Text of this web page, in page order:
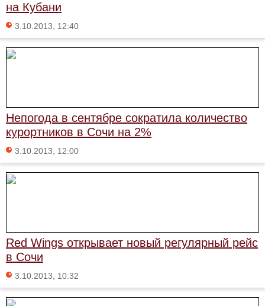
на Кубани
3.10.2013, 12:40
Непогода в сентябре сократила количество
курортников в Сочи на 2%
3.10.2013, 12:00
Red Wings открывает новый регулярный рейс
в Сочи
3.10.2013, 10:32